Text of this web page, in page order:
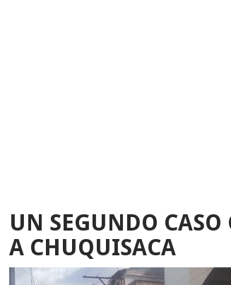
UN SEGUNDO
A CHUQUISACA